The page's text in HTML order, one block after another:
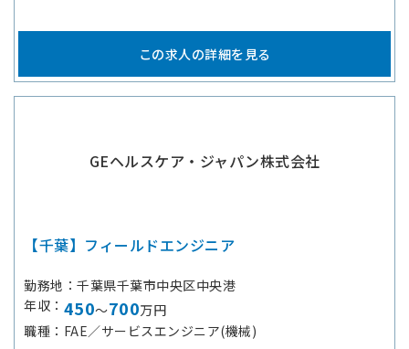
この求人の詳細を見る
GEヘルスケア・ジャパン株式会社
【千葉】フィールドエンジニア
勤務地
千葉県千葉市中央区中央港
年収
450～700万円
職種
FAE／サービスエンジニア(機械)